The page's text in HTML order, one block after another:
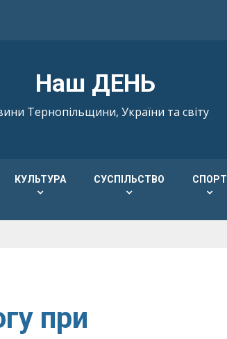
Наш ДЕНЬ
Тернопільщини, України та світу
КУЛЬТУРА СУСПІЛЬСТВО СПОРТ
при